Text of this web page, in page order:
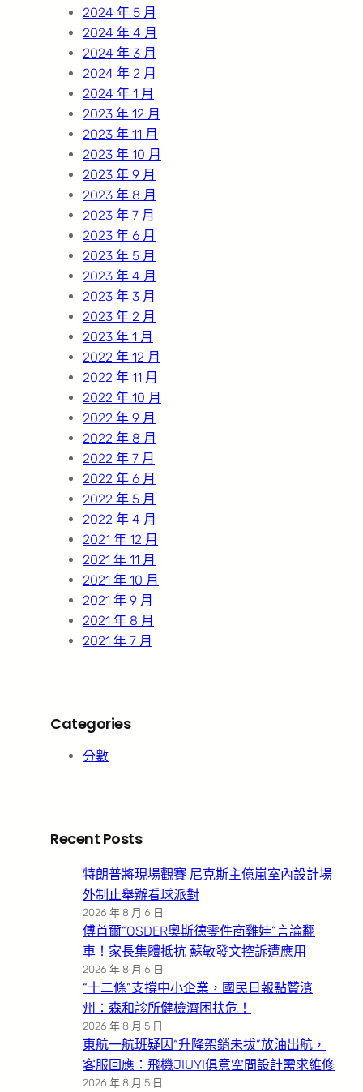
2024 年 5 月
2024 年 4 月
2024 年 3 月
2024 年 2 月
2024 年 1 月
2023 年 12 月
2023 年 11 月
2023 年 10 月
2023 年 9 月
2023 年 8 月
2023 年 7 月
2023 年 6 月
2023 年 5 月
2023 年 4 月
2023 年 3 月
2023 年 2 月
2023 年 1 月
2022 年 12 月
2022 年 11 月
2022 年 10 月
2022 年 9 月
2022 年 8 月
2022 年 7 月
2022 年 6 月
2022 年 5 月
2022 年 4 月
2021 年 12 月
2021 年 11 月
2021 年 10 月
2021 年 9 月
2021 年 8 月
2021 年 7 月
Categories
分數
Recent Posts
特朗普將現場觀賽 尼克斯主億嵐室內設計場
外制止舉辦看球派對
2026 年 8 月 6 日
傅首爾“OSDER奧斯德零件商雞娃”言論翻
車！家長集體抵抗 蘇敏發文控訴遭應用
2026 年 8 月 6 日
“十二條”支撐中小企業，國民日報點贊濱
州：森和診所健檢濟困扶危！
2026 年 8 月 5 日
東航一航班疑因“升降架銷未拔”放油出航，
客服回應：飛機JIUYI俱意空間設計需求維修
2026 年 8 月 5 日